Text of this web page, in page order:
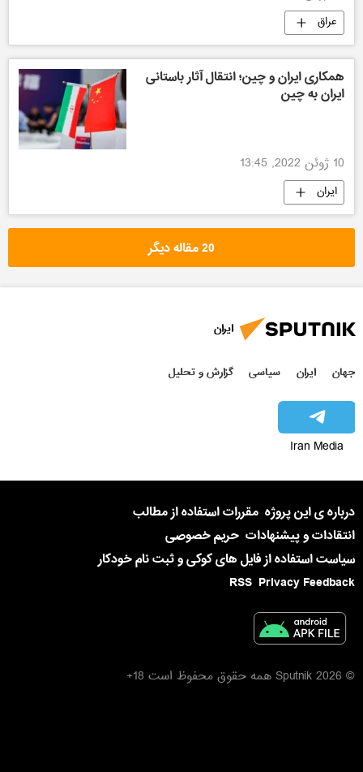
عراق
همکاری ایران و چین؛ انتقال آثار باستانی
ایران به چین
10 ژوئن 2022, 13:45
ایران
20 مقاله دیگر
ایران
جهان ایران سیاسی گزارش و تحلیل
Iran Media
درباره ی این پروژه مقررات استفاده از مطالب
انتقادات و پیشنهادات حریم خصوصی
سیاست استفاده از فایل های کوکی و ثبت نام خودکار
Privacy Feedback
RSS
© 2026 Sputnik همه حقوق محفوظ است 18+